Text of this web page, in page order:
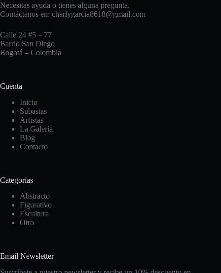
Necesitas ayuda o tienes alguna pregunta.
Contáctanos en: charlygarcia8618@gmail.com
Calle 24 #5 – 77
Barrio San Diego
Bogotá – Colombia
Cuenta
Inicio
Subastas
Artistas
La Galería
Blog
Contacto
Categorías
Abstracto
Figurativo
Escultura
Otro
Email Newsletter